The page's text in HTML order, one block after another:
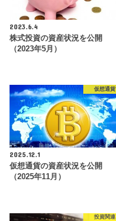
2023.6.4
株式投資の資産状況を公開
（2023年5月）
仮想通貨
2025.12.1
仮想通貨の資産状況を公開
（2025年11月）
投資関連